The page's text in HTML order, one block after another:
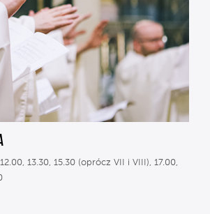
13.30, 15.30 (oprócz VII i VIII), 17.00,